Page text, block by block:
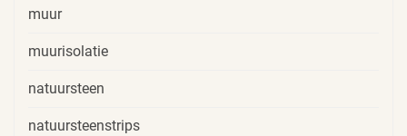
muur
muurisolatie
natuursteen
natuursteenstrips